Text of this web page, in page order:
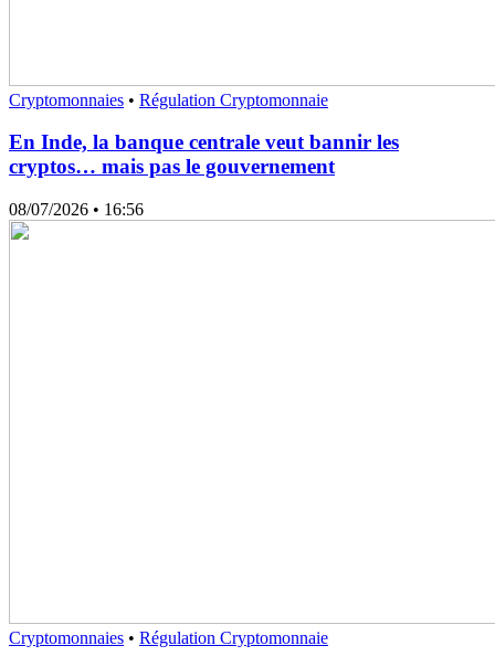
Cryptomonnaies • Régulation Cryptomonnaie
En Inde, la banque centrale veut bannir les
cryptos… mais pas le gouvernement
08/07/2026 • 16:56
Cryptomonnaies • Régulation Cryptomonnaie